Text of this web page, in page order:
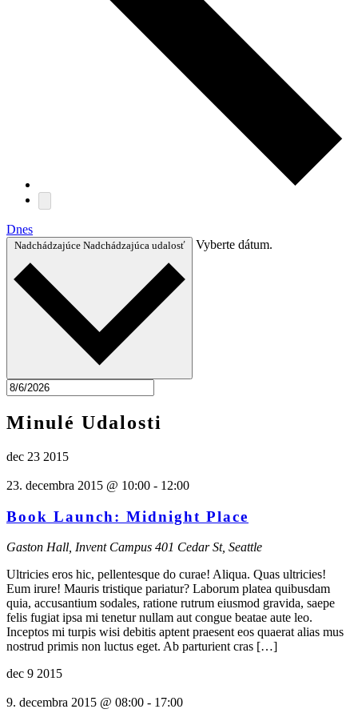
Dnes
Nadchádzajúce Nadchádzajúca udalosť Vyberte dátum.
Minulé Udalosti
dec 23 2015
23. decembra 2015 @ 10:00 - 12:00
Book Launch: Midnight Place
Gaston Hall, Invent Campus 401 Cedar St, Seattle
Ultricies eros hic, pellentesque do curae! Aliqua. Quas ultricies!
Eum irure! Mauris tristique pariatur? Laborum platea quibusdam
quia, accusantium sodales, ratione rutrum eiusmod gravida, saepe
felis fugiat ipsa mi tenetur nullam aut congue beatae aute leo.
Inceptos mi turpis wisi debitis aptent praesent eos quaerat alias mus
nostrud primis non luctus eget. Ab parturient cras […]
dec 9 2015
9. decembra 2015 @ 08:00 - 17:00